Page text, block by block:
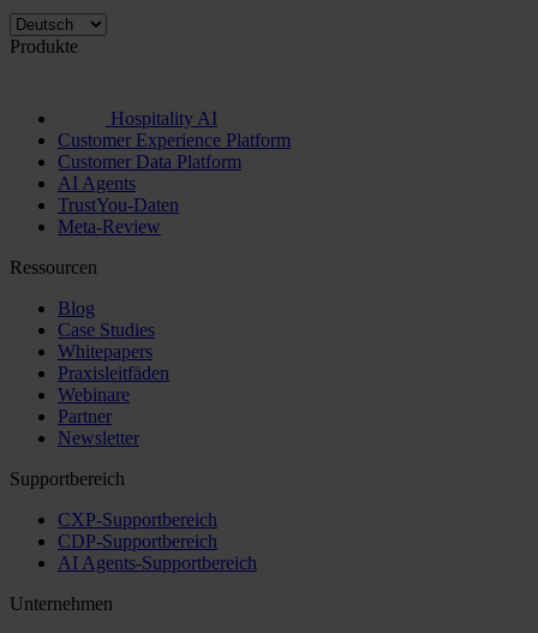
Produkte
Hospitality AI
Customer Experience Platform
Customer Data Platform
AI Agents
TrustYou-Daten
Meta-Review
Ressourcen
Blog
Case Studies
Whitepapers
Praxisleitfäden
Webinare
Partner
Newsletter
Supportbereich
CXP-Supportbereich
CDP-Supportbereich
AI Agents-Supportbereich
Unternehmen